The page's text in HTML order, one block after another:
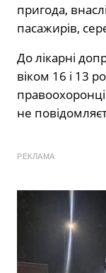
пригода,
пасажирів,
До лікарні
віком 16 і 13
не
РЕКЛАМА